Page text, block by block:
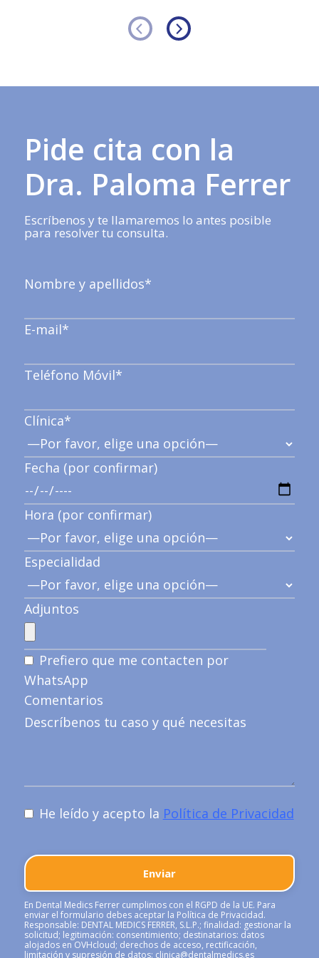
Pide cita con la
Dra. Paloma Ferrer
Escríbenos y te llamaremos lo antes posible
para resolver tu consulta.
Nombre y apellidos*
E-mail*
Teléfono Móvil*
Clínica*
Fecha (por confirmar)
Hora (por confirmar)
Especialidad
Adjuntos
Prefiero que me contacten por
WhatsApp
Comentarios
He leído y acepto la Política de Privacidad
En Dental Medics Ferrer cumplimos con el RGPD de la UE. Para
enviar el formulario debes aceptar la Política de Privacidad.
Responsable: DENTAL MEDICS FERRER, S.L.P.; finalidad: gestionar la
solicitud; legitimación: consentimiento; destinatarios: datos
alojados en OVHcloud; derechos de acceso, rectificación,
limitación y supresión de datos: clinica@dentalmedics.es